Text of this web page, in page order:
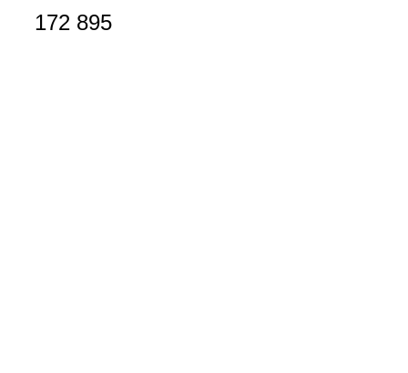
172 895